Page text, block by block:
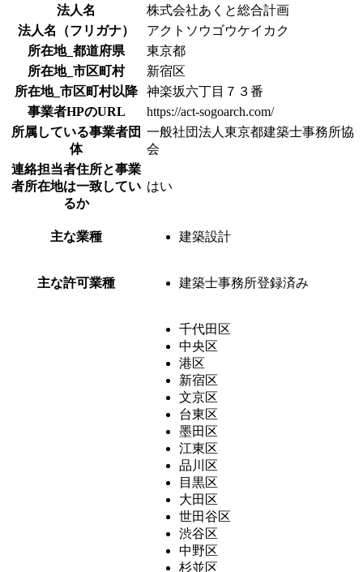
法人名
株式会社あくと総合計画
法人名（フリガナ）
アクトソウゴウケイカク
所在地_都道府県
東京都
所在地_市区町村
新宿区
所在地_市区町村以降
神楽坂六丁目７３番
事業者HPのURL
https://act-sogoarch.com/
所属している事業者団
体
一般社団法人東京都建築士事務所協
会
連絡担当者住所と事業
者所在地は一致してい
るか
はい
主な業種 建築設計
主な許可業種 建築士事務所登録済み
千代田区
中央区
港区
新宿区
文京区
台東区
墨田区
江東区
品川区
目黒区
大田区
世田谷区
渋谷区
中野区
杉並区